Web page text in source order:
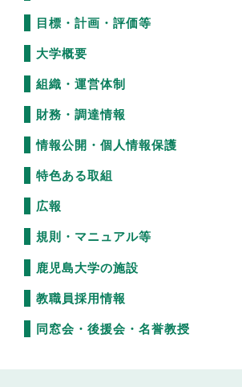
目標・計画・評価等
大学概要
組織・運営体制
財務・調達情報
情報公開・個人情報保護
特色ある取組
広報
規則・マニュアル等
鹿児島大学の施設
教職員採用情報
同窓会・後援会・名誉教授